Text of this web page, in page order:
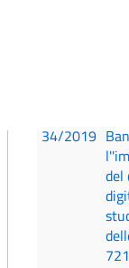
34/2019
del